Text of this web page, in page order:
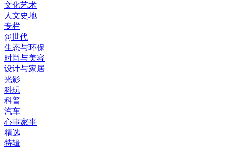
文化艺术
人文史地
专栏
@世代
生态与环保
时尚与美容
设计与家居
光影
科玩
科普
汽车
心事家事
精选
特辑